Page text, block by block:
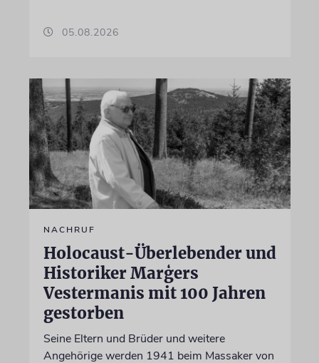
05.08.2026
NACHRUF
Holocaust-Überlebender und
Historiker Marģers
Vestermanis mit 100 Jahren
gestorben
Seine Eltern und Brüder und weitere
Angehörige werden 1941 beim Massaker von